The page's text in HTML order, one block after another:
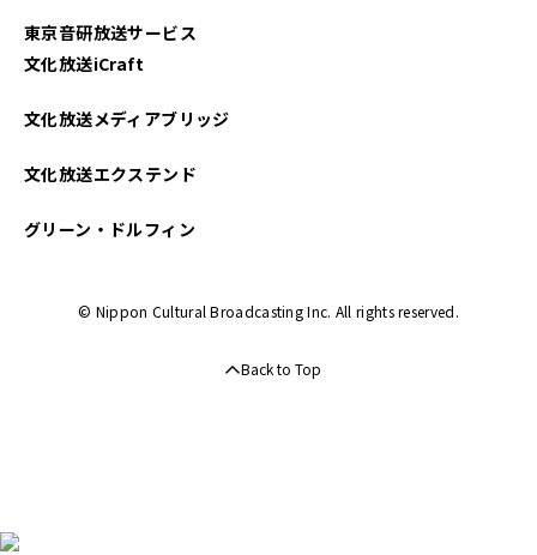
東京音研放送サービス
文化放送iCraft
文化放送メディアブリッジ
文化放送エクステンド
グリーン・ドルフィン
© Nippon Cultural Broadcasting Inc. All rights reserved.
Back to Top